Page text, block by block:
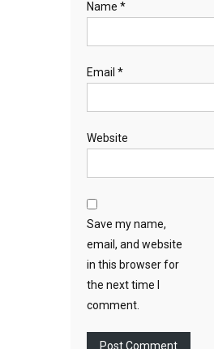
Name *
Email *
Website
Save my name,
email, and website
in this browser for
the next time I
comment.